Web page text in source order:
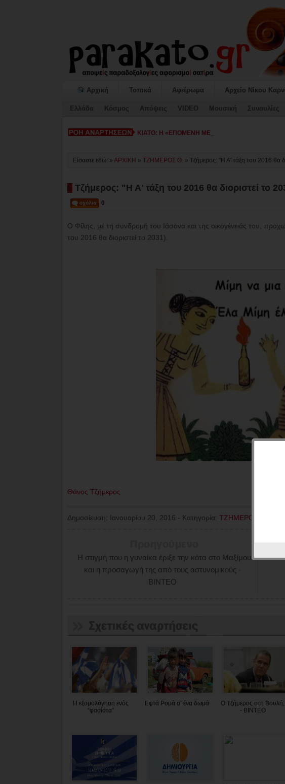
Αρχική Τοπικά Αφιέρωμα Αρχείο Νίκου
Ελλάδα Κόσμος Απόψεις VIDEO Μουσική Συναυλίες
ΚΙΑΤΟ: Η «ΕΠΟΜΕΝΗ ΜΕΡΑ» καταψήφισε τον
Είσαστε εδώ: » ΑΡΧΙΚΗ » ΤΖΗΜΕΡΟΣ Θ. » Τζήμερος: "Η Α' τάξη του 2016 θα
Τζήμερος: "Η Α' τάξη του 2016 θα διοριστεί το
0
O Φίλης, με τη συνδρομή του Ιάσονα και της οικογένειάς του,
του 2016 θα διοριστεί το 2031).
Θάνος Τζήμερος
Δημοσίευση: Ιανουαρίου 20, 2016 - Κατηγορία: ΤΖΗΜΕΡΟΣ Θ.
Τα
Η στιγμή που η γυναίκα έριξε την κότα στο Μαξίμου
και η προσαγωγή της από τους αστυνομικούς -
ΒΙΝΤΕΟ
Η εξομολόγηση ενός
“φασίστα”
Εφτά Ρομά σ’ ένα δωμά
Ο Τζήμερος στη Βουλή;
- BINTEO